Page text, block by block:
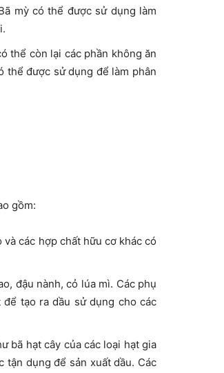
mỳ có thể được sử dụng làm
thể còn lại các phần không ăn
thể được sử dụng để làm phân
gồm:
các hợp chất hữu cơ khác có
đậu nành, cỏ lúa mì. Các phụ
tạo ra dầu sử dụng cho các
bã hạt cây của các loại hạt gia
dụng để sản xuất dầu. Các